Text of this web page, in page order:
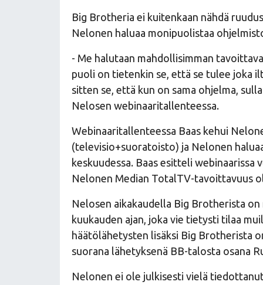
Big Brotheria ei kuitenkaan nähdä
Nelonen haluaa monipuolistaa
- Me halutaan mahdollisimman
puoli on tietenkin se, että se tulee joka
sitten se, että kun on sama ohjelma,
Nelosen webinaaritallenteessa.
Webinaaritallenteessa Baas kehui
(televisio+suoratoisto) ja Nelonen
keskuudessa. Baas esitteli
Nelonen Median TotalTV-tavoittavuus
Nelosen aikakaudella Big Brotherista
kuukauden ajan, joka vie tietysti tilaa
häätölähetysten lisäksi Big Brotherista
suorana lähetyksenä BB-talosta osana
Nelonen ei ole julkisesti vielä